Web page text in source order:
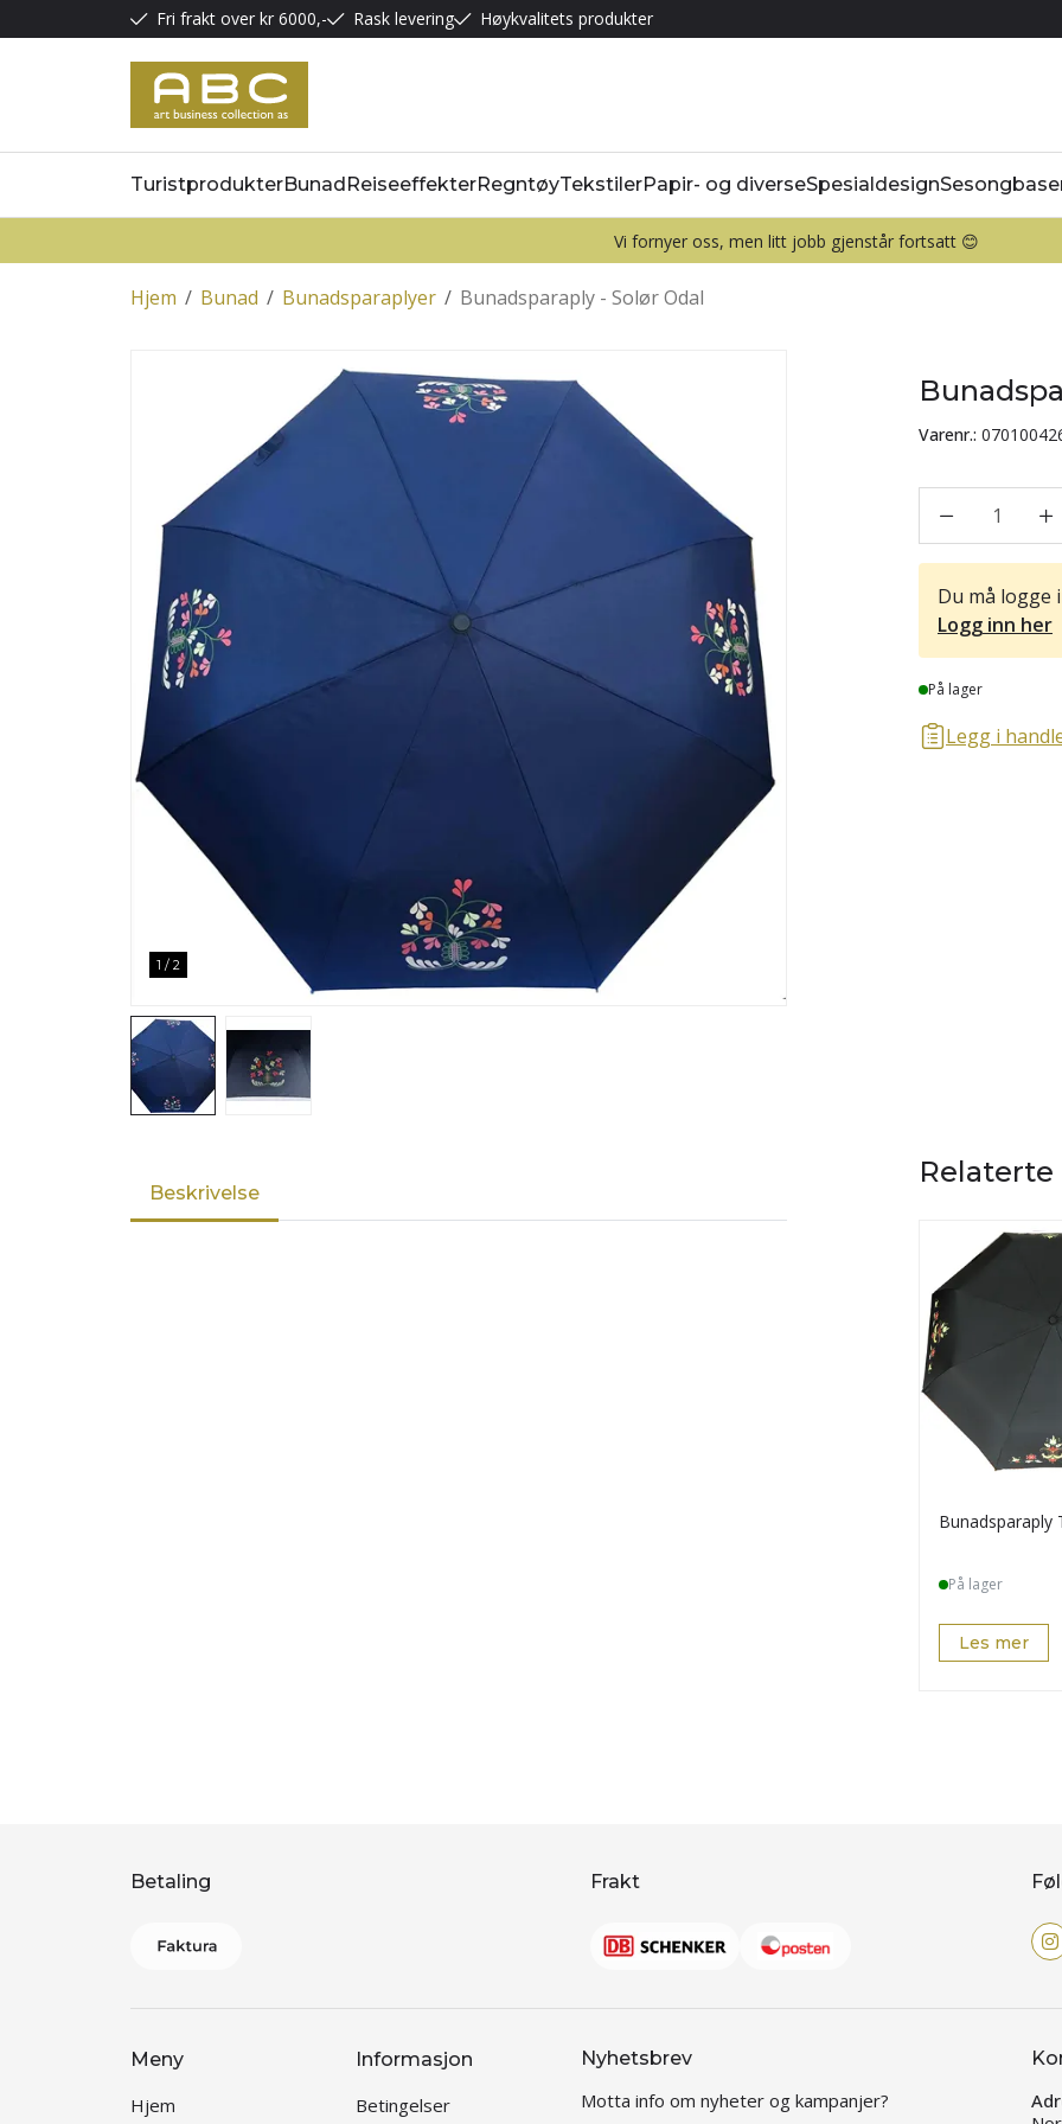
Fri frakt over kr 6000,- Rask levering Høykvalitets produkter
TuristprodukterBunadReiseeffekterRegntøyTekstilerPapir- og diverseSpesialdesign
Vi fornyer oss, men litt jobb gjenstår fortsatt 😊
/
Hjem /
Bunad /
Bunadsparaplyer Bunadsparaply - Solør Odal
1 / 2
Varenr.:
1
Du må logge
Logg inn her
Lager
På lager
Legg i
Beskrivelse
Bunadsparaply
På lager
Les mer
Betaling Frakt
Meny
Hjem
Informasjon
Betingelser
Nyhetsbrev
Motta info om nyheter og kampanjer?